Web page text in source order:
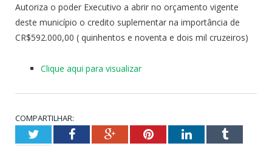
Autoriza o poder Executivo a abrir no orçamento vigente
deste município o credito suplementar na importância de
CR$592.000,00 ( quinhentos e noventa e dois mil cruzeiros)
Clique aqui para visualizar
COMPARTILHAR:
TwitterFacebookGoogle+PinterestLinkedInTumblr